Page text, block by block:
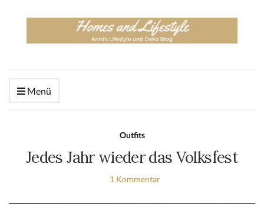
Menü
Outfits
Jedes Jahr wieder das Volksfest
1 Kommentar